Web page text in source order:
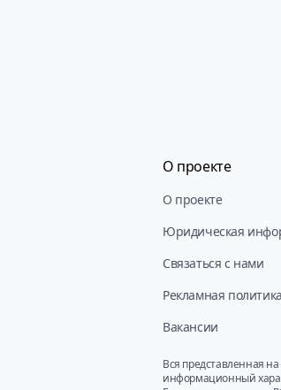
О проекте
О проекте
Юридическая
Связаться с нами
Рекламная политика
Вакансии
Вся представленная
информационный